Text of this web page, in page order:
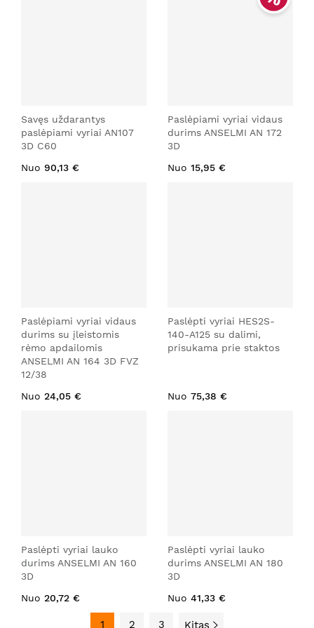
Savęs uždarantys
paslėpiami vyriai AN107
3D C60
Nuo 90,13 €
Paslėpiami vyriai vidaus
durims ANSELMI AN 172
3D
Nuo 15,95 €
Paslėpiami vyriai vidaus
durims su įleistomis
rėmo apdailomis
ANSELMI AN 164 3D FVZ
12/38
Nuo 24,05 €
Paslėpti vyriai HES2S-
140-A125 su dalimi,
prisukama prie staktos
Nuo 75,38 €
Paslėpti vyriai lauko
durims ANSELMI AN 160
3D
Nuo 20,72 €
Paslėpti vyriai lauko
durims ANSELMI AN 180
3D
Nuo 41,33 €
1 2 3 Kitas